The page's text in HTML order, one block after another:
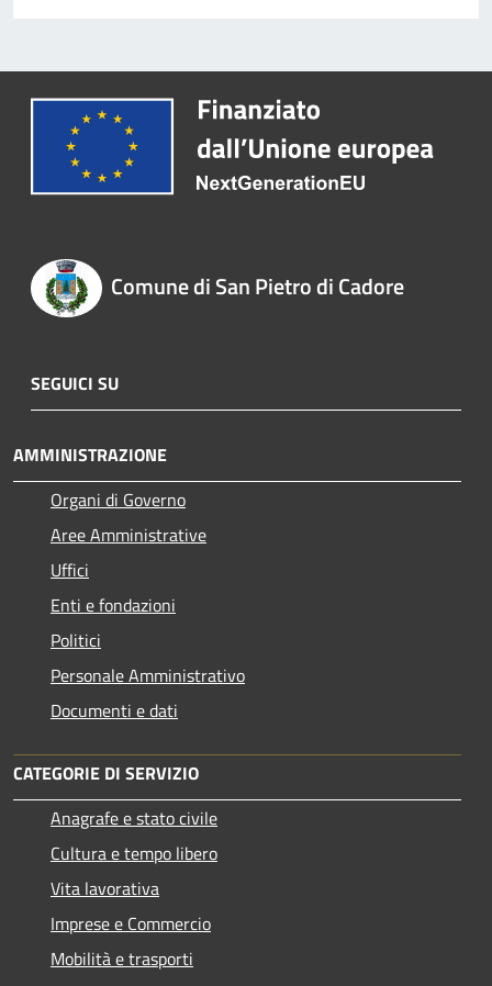
Comune di San Pietro di Cadore
SEGUICI SU
AMMINISTRAZIONE
Organi di Governo
Aree Amministrative
Uffici
Enti e fondazioni
Politici
Personale Amministrativo
Documenti e dati
CATEGORIE DI SERVIZIO
Anagrafe e stato civile
Cultura e tempo libero
Vita lavorativa
Imprese e Commercio
Mobilità e trasporti